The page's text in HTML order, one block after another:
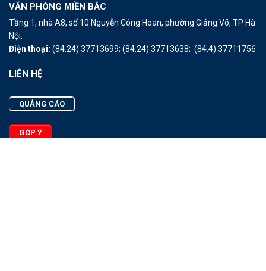
VĂN PHÒNG MIỀN BẮC
Tầng 1, nhà A8, số 10 Nguyễn Công Hoan, phường Giảng Võ, TP Hà
Nội.
Điện thoại: (84.24) 37713699; (84.24) 37713638; (84.4) 37711756
LIÊN HỆ
QUẢNG CÁO
GÓP Ý